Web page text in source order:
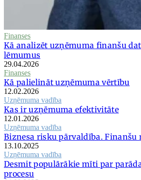
Finanses
Kā analizēt uzņēmuma finanšu
lēmumus
29.04.2026
Finanses
Kā palielināt uzņēmuma vērtību
12.02.2026
Uzņēmuma vadība
Kas ir uzņēmuma efektivitāte
12.01.2026
Uzņēmuma vadība
Biznesa risku pārvaldība. Finanšu
13.10.2025
Uzņēmuma vadība
Desmit populārākie mīti par
procesu